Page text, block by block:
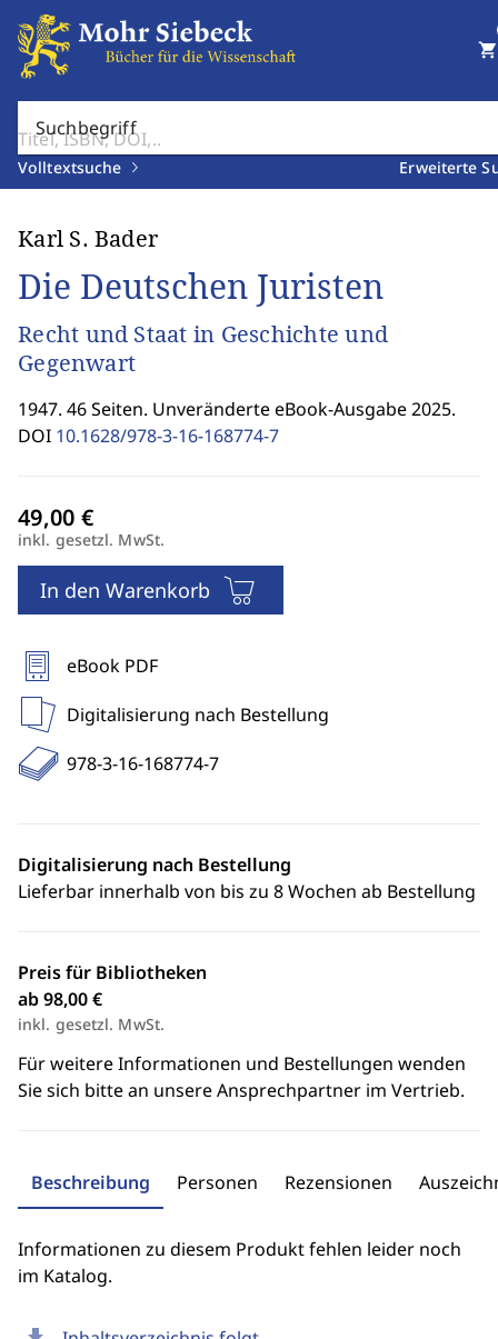
Suchbegriff
Volltextsuche Erweiterte
shopping_cart
Karl S. Bader
Die Deutschen Juristen
Recht und Staat in Geschichte und
Gegenwart
1947. 46 Seiten. Unveränderte eBook-Ausgabe 2025.
DOI 10.1628/978-3-16-168774-7
inkl. gesetzl. MwSt.
In den Warenkorb
eBook PDF
Digitalisierung nach Bestellung
978-3-16-168774-7
Digitalisierung nach Bestellung
Lieferbar innerhalb von bis zu 8 Wochen ab Bestellung
Preis für Bibliotheken
ab 98,00 €
inkl. gesetzl. MwSt.
Für weitere Informationen und Bestellungen wenden
Sie sich bitte an unsere Ansprechpartner im Vertrieb.
Beschreibung Personen Rezensionen
Informationen zu diesem Produkt fehlen leider noch
im Katalog.